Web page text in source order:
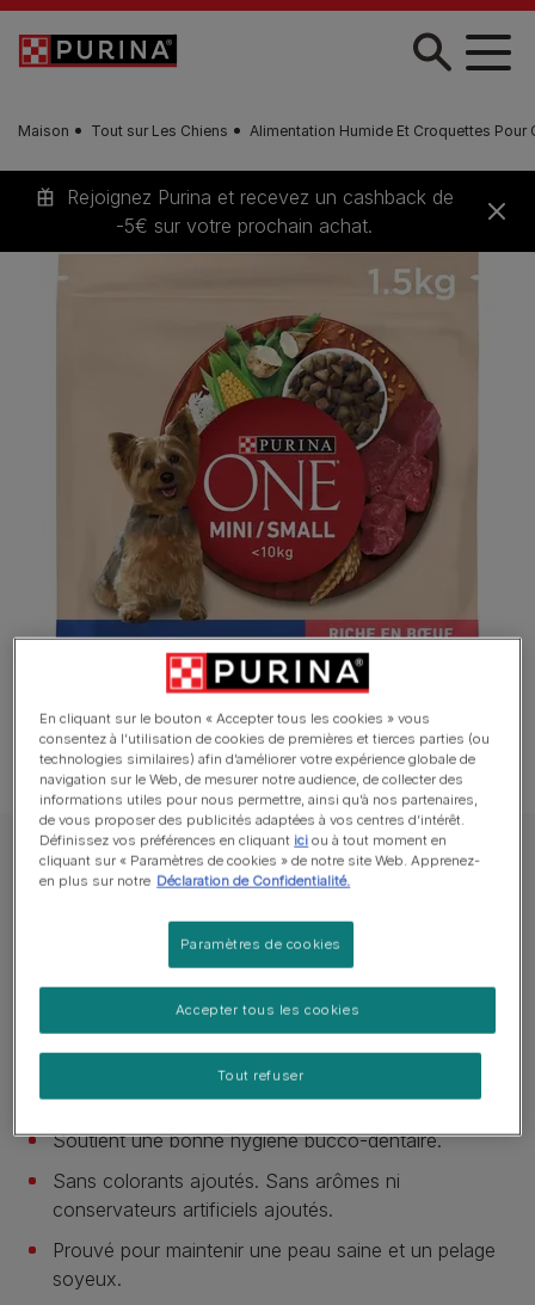
Skip to main content
Maison Tout sur Les Chiens Alimentation Humide Et Croquettes Pour
Rejoignez Purina et recevez un cashback de
-5€ sur votre prochain achat.
Purina ONE® Chien Croquettes
PURINA ONE® Mini/Small <10kg Adult -
Croquettes riches en bœuf et riz
Soutient des défenses naturelles fortes.
Soutient une bonne hygiène bucco-dentaire.
Sans colorants ajoutés. Sans arômes ni
conservateurs artificiels ajoutés.
Prouvé pour maintenir une peau saine et un pelage
soyeux.
En cliquant sur le bouton « Accepter tous les cookies » vous
consentez à l’utilisation de cookies de premières et tierces parties (ou
technologies similaires) afin d’améliorer votre expérience globale de
navigation sur le Web, de mesurer notre audience, de collecter des
informations utiles pour nous permettre, ainsi qu’à nos partenaires,
de vous proposer des publicités adaptées à vos centres d’intérêt.
Définissez vos préférences en cliquant ici ou à tout moment en
cliquant sur « Paramètres de cookies » de notre site Web. Apprenez-
en plus sur notre Déclaration de Confidentialité.
Paramètres de cookies
Tout refuser
Accepter tous les cookies